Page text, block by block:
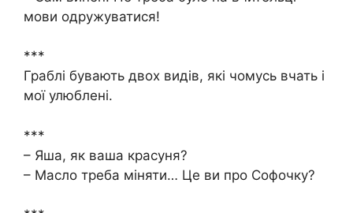
мови одружуватися!
***
Граблі бувають двох видів, які чомусь вчать і
мої улюблені.
***
– Яша, як ваша красуня?
– Масло треба міняти… Це ви про Софочку?